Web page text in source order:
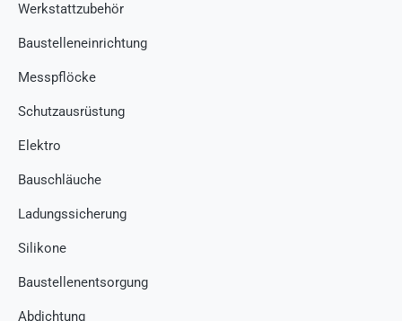
Werkstattzubehör
Baustelleneinrichtung
Messpflöcke
Schutzausrüstung
Elektro
Bauschläuche
Ladungssicherung
Silikone
Baustellenentsorgung
Abdichtung